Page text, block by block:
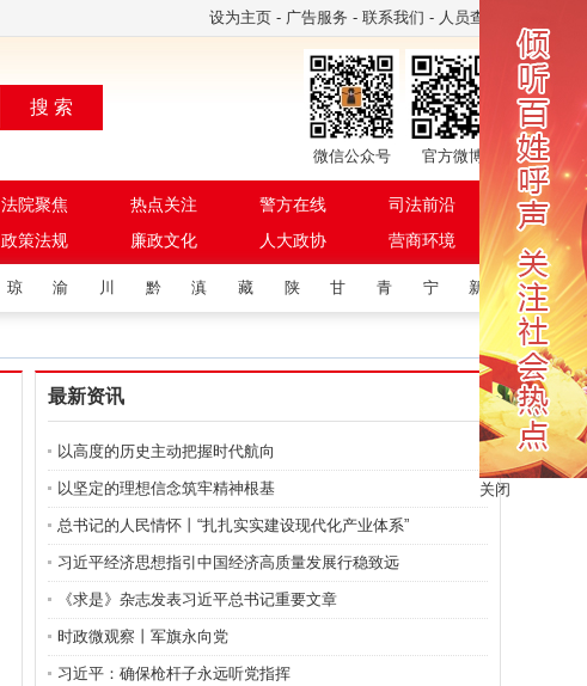
设为主页 - 广告服务 - 联系我们 - 人员查询
官方微博
微信公众号
搜 索
法院聚焦 热点关注 警方在线
司法前沿
政策法规 廉政文化 人大政协 营商环境
琼 渝 川 黔 滇 藏 陕 甘 青 宁 新
最新资讯
以高度的历史主动把握时代航向
以坚定的理想信念筑牢精神根基
总书记的人民情怀丨“扎扎实实建设现代化产业体系”
习近平经济思想指引中国经济高质量发展行稳致远
《求是》杂志发表习近平总书记重要文章
时政微观察丨军旗永向党
习近平：确保枪杆子永远听党指挥
关闭